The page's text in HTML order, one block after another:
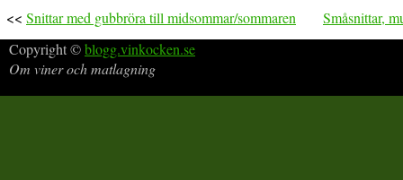
<< Snittar med gubbröra till midsommar/sommaren
Småsnittar,
Copyright ©blogg.vinkocken.se
Om viner och matlagning